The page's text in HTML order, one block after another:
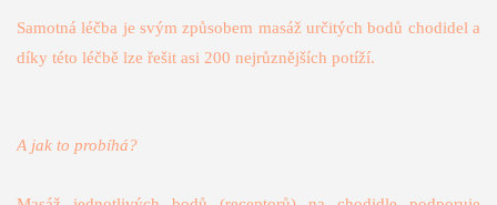
Samotná léčba je svým způsobem masáž určitých bodů chodidel a
díky této léčbě lze řešit asi 200 nejrůznějších potíží.
A jak to probíhá?